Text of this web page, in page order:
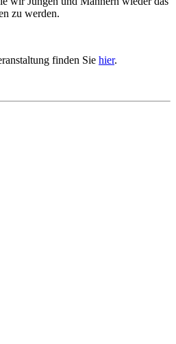
zu werden.
finden Sie hier.